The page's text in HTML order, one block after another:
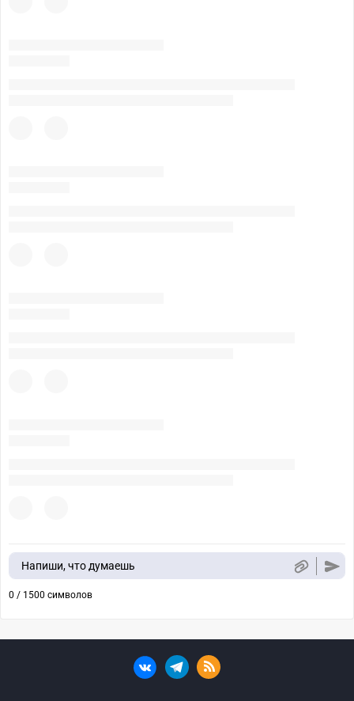
Напиши, что думаешь
0 / 1500 символов